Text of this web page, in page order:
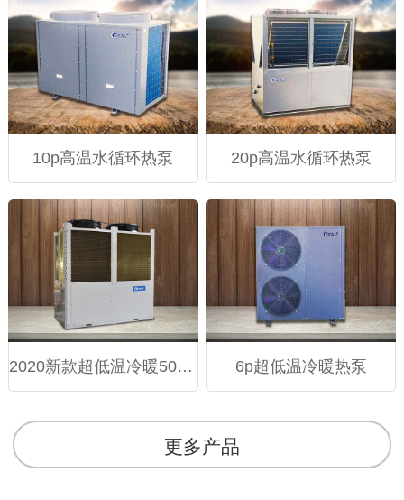
10p高温水循环热泵 20p高温水循环热泵
2020新款超低温冷暖50模块机 6p超低温冷暖热泵
更多产品